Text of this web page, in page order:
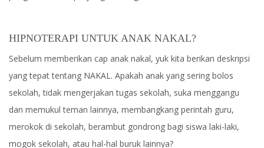
HIPNOTERAPI UNTUK ANAK NAKAL?
Sebelum memberikan cap anak nakal, yuk kita berikan deskripsi
yang tepat tentang NAKAL. Apakah anak yang sering bolos
sekolah, tidak mengerjakan tugas sekolah, suka menggangu
dan memukul teman lainnya, membangkang perintah guru,
merokok di sekolah, berambut gondrong bagi siswa laki-laki,
mogok sekolah, atau hal-hal buruk lainnya?